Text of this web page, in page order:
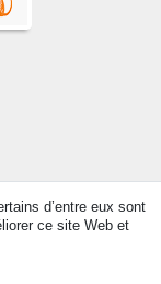
– Les
France !
d’entre eux sont
ce site Web et